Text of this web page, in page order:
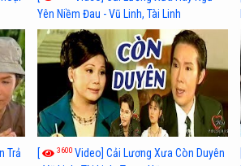
Yên Niềm Đau - Vũ Linh, Tài Linh
Trả
[ 3600 Video] Cải Lương Xưa Còn Duyên